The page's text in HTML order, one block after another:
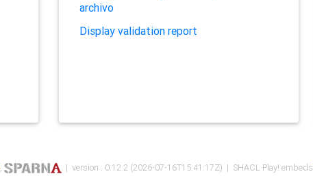
archivo
Display validation report
, | version : 0.12.2 (2026-07-16T15:41:17Z) | SHACL Play! embeds